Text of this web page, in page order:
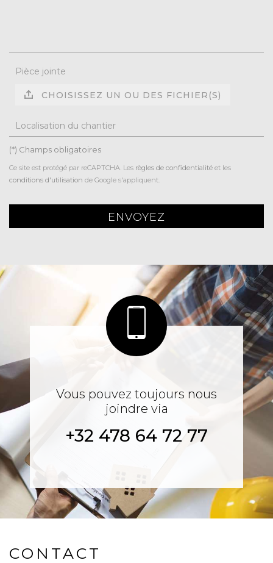
Pièce jointe
CHOISISSEZ UN OU DES FICHIER(S)
Localisation du chantier
(*) Champs obligatoires
Ce site est protégé par reCAPTCHA. Les règles de confidentialité et les
conditions d'utilisation de Google s'appliquent.
ENVOYEZ
Vous pouvez toujours nous
joindre via
+32 478 64 72 77
CONTACT